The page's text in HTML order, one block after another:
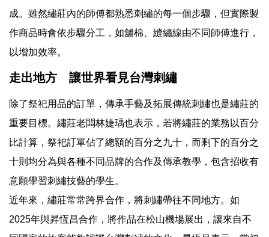
成。雖然繡莊內的師傅都熟悉刺繡的每一個步驟，但實際製
作商品時會依步驟分工，如舖棉、縫繡線由不同師傅進行，
以增加效率。
走出地方 讓世界看見台灣刺繡
除了祭祀用品的訂單，傳承手藝及拓展傳統刺繡也是繡莊的
重要目標。繡莊老闆林婕瑀也表示，若將繡莊的業務以百分
比計算，祭祀訂單佔了總額的百分之九十，而剩下的百分之
十則均分為與各種不同品牌的合作及傳承教學，包含招收有
意願學習刺繡技藝的學生。
近年來，繡莊常常跨界合作，將刺繡帶往不同地方。如
2025年與昇恆昌合作，將作品在松山機場展出，讓來自不